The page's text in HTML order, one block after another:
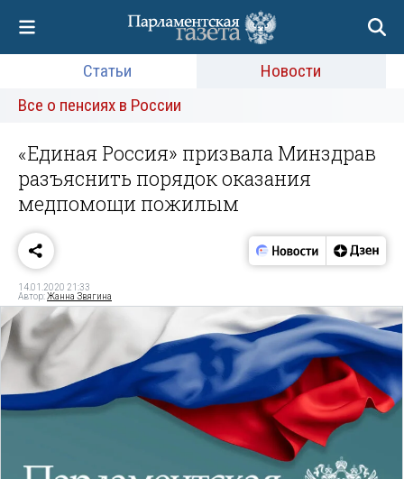
Статьи
Новости
Все о пенсиях в России
«Единая Россия» призвала Минздрав
разъяснить порядок оказания
медпомощи пожилым
14.01.2020 21:33
Автор:Жанна Звягина